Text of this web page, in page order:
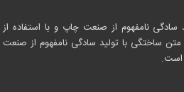
سادگی نامفهوم از صنعت چاپ و با استفاده از
ساختگی با تولید سادگی نامفهوم از صنعت
است.